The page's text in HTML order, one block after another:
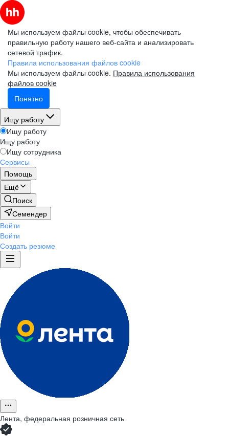
Мы используем файлы cookie, чтобы обеспечивать
правильную работу нашего веб-сайта и анализировать
сетевой трафик.
Правила использования файлов cookie
Мы используем файлы cookie. Правила использования
файлов cookie
Понятно
Ищу работу
Ищу работу
Ищу работу
Ищу сотрудника
Сервисы
Помощь
Ещё
Поиск
Семендер
Войти
Войти
Создать резюме
Лента, федеральная розничная сеть